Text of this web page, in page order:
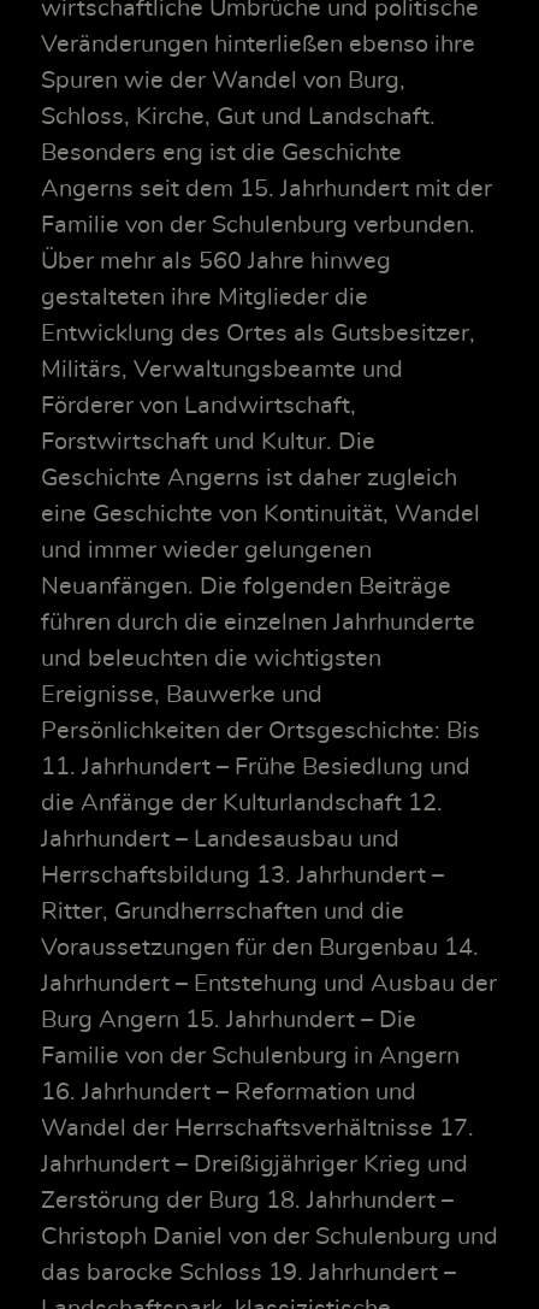
wirtschaftliche Umbrüche und politische
Veränderungen hinterließen ebenso ihre
Spuren wie der Wandel von Burg,
Schloss, Kirche, Gut und Landschaft.
Besonders eng ist die Geschichte
Angerns seit dem 15. Jahrhundert mit der
Familie von der Schulenburg verbunden.
Über mehr als 560 Jahre hinweg
gestalteten ihre Mitglieder die
Entwicklung des Ortes als Gutsbesitzer,
Militärs, Verwaltungsbeamte und
Förderer von Landwirtschaft,
Forstwirtschaft und Kultur. Die
Geschichte Angerns ist daher zugleich
eine Geschichte von Kontinuität, Wandel
und immer wieder gelungenen
Neuanfängen. Die folgenden Beiträge
führen durch die einzelnen Jahrhunderte
und beleuchten die wichtigsten
Ereignisse, Bauwerke und
Persönlichkeiten der Ortsgeschichte: Bis
11. Jahrhundert – Frühe Besiedlung und
die Anfänge der Kulturlandschaft 12.
Jahrhundert – Landesausbau und
Herrschaftsbildung 13. Jahrhundert –
Ritter, Grundherrschaften und die
Voraussetzungen für den Burgenbau 14.
Jahrhundert – Entstehung und Ausbau der
Burg Angern 15. Jahrhundert – Die
Familie von der Schulenburg in Angern
16. Jahrhundert – Reformation und
Wandel der Herrschaftsverhältnisse 17.
Jahrhundert – Dreißigjähriger Krieg und
Zerstörung der Burg 18. Jahrhundert –
Christoph Daniel von der Schulenburg und
das barocke Schloss 19. Jahrhundert –